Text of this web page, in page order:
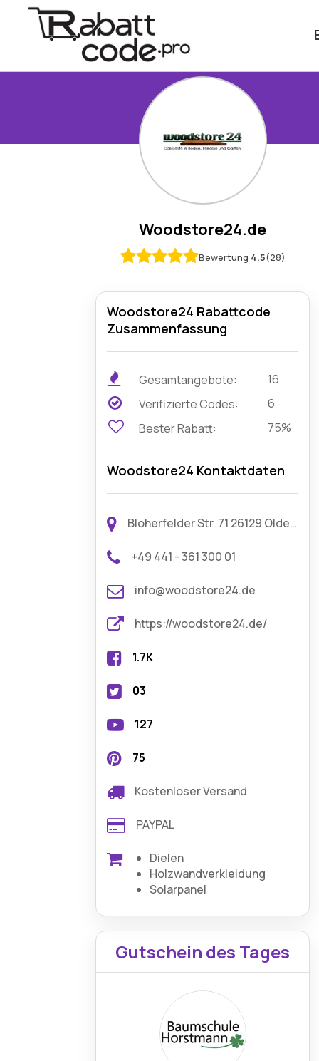
Woodstore24.de
Bewertung 4.5(28)
Woodstore24 Rabattcode
Zusammenfassung
Gesamtangebote:
16
Verifizierte Codes:
6
Bester Rabatt:
75%
Woodstore24 Kontaktdaten
Bloherfelder Str. 71 26129 Oldenburg
+49 441 - 361 300 01
info@woodstore24.de
https://woodstore24.de/
1.7K
03
127
75
Kostenloser Versand
PAYPAL
Dielen
Holzwandverkleidung
Solarpanel
Gutschein des Tages